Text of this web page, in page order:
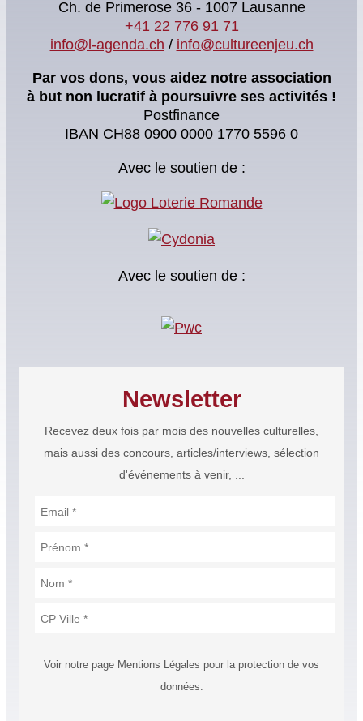
Ch. de Primerose 36 - 1007 Lausanne
+41 22 776 91 71
info@l-agenda.ch / info@cultureenjeu.ch
Par vos dons, vous aidez notre association
à but non lucratif à poursuivre ses activités !
Postfinance
IBAN CH88 0900 0000 1770 5596 0
Avec le soutien de :
Avec le soutien de :
Newsletter
Recevez deux fois par mois des nouvelles culturelles,
mais aussi des concours, articles/interviews, sélection
d'événements à venir, ...
Voir notre page Mentions Légales pour la protection de vos
données.